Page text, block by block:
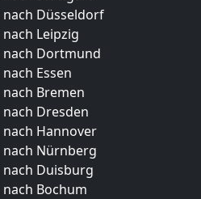
Düsseldorf
Leipzig
Dortmund
Essen
Bremen
Dresden
Hannover
Nürnberg
Duisburg
Bochum